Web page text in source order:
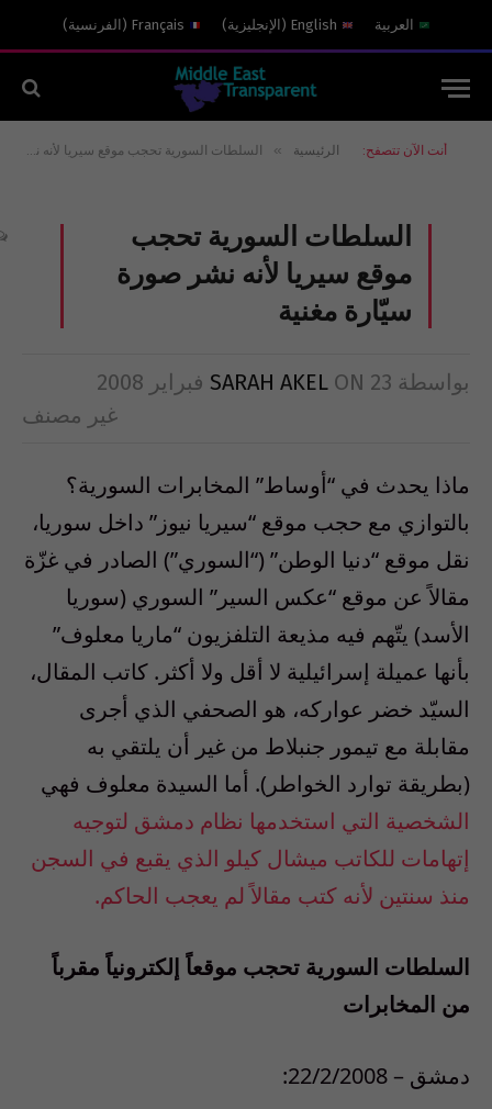
العربية English
( الإنجليزية)
Français
( الفرنسية)
أنت الآن تتصفح: الرئيسية » السلطات السورية تحجب موقع سيريا لأنه نشر صورة سيّارة مغنية
السلطات السورية تحجب
موقع سيريا لأنه نشر صورة
سيّارة مغنية
بواسطة SARAH AKEL ON 23 فبراير 2008
غير مصنف
ماذا يحدث في “أوساط” المخابرات السورية؟
بالتوازي مع حجب موقع “سيريا نيوز” داخل سوريا،
نقل موقع “دنيا الوطن” (“السوري”) الصادر في غزّة
مقالاً عن موقع “عكس السير” السوري (سوريا
الأسد) يتّهم فيه مذيعة التلفزيون “ماريا معلوف”
بأنها عميلة إسرائيلية لا أقل ولا أكثر. كاتب المقال،
السيّد خضر عواركه، هو الصحفي الذي أجرى
مقابلة مع تيمور جنبلاط من غير أن يلتقي به
(بطريقة توارد الخواطر). أما السيدة معلوف فهي
الشخصية التي استخدمها نظام دمشق لتوجيه
إتهامات للكاتب ميشال كيلو الذي يقبع في السجن
منذ سنتين لأنه كتب مقالاً لم يعجب الحاكم.
السلطات السورية تحجب موقعاً إلكترونياً مقرباً
من المخابرات
دمشق – 22/2/2008: